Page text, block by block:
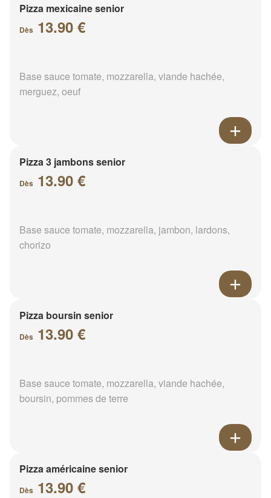
Pizza mexicaine senior
Dès 13.90 €
Base sauce tomate, mozzarella, viande hachée,
merguez, oeuf
Pizza 3 jambons senior
Dès 13.90 €
Base sauce tomate, mozzarella, jambon, lardons,
chorizo
Pizza boursin senior
Dès 13.90 €
Base sauce tomate, mozzarella, viande hachée,
boursin, pommes de terre
Pizza américaine senior
Dès 13.90 €